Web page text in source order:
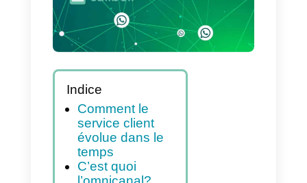
client omnicanal
Indice